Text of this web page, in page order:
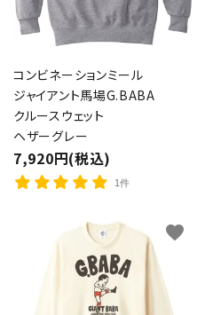
コンビネーションミール
ジャイアント馬場G.BABA
クルースウェット
ヘザーグレー
7,920円(税込)
1件
favorite
キーワード
カテゴリー